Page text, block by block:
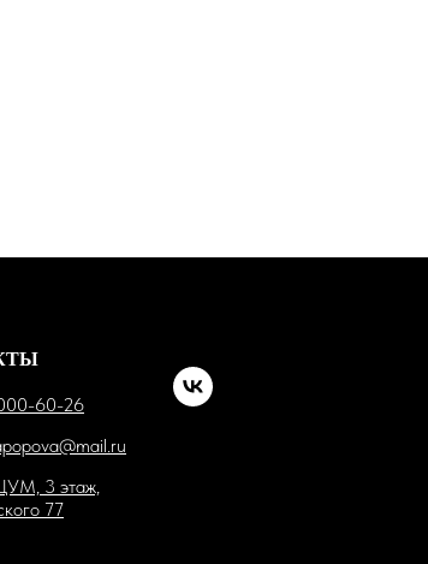
60-26
3 этаж,
77